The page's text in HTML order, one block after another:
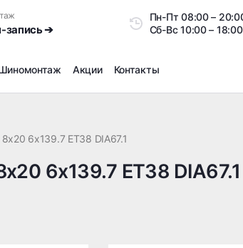
запись ➔
Пн-Пт08:00 –
Сб-Вс10:00 –
Акции Контакты
8x20 6x139.7 ET38 DIA67.1
6x139.7 ET38 DIA67.1